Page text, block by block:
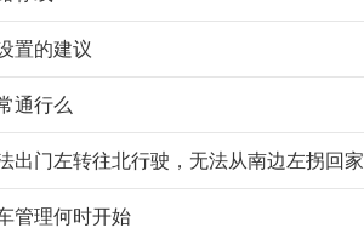
置的建议
通行么
出门左转往北行驶，无法从南边左拐回家
管理何时开始